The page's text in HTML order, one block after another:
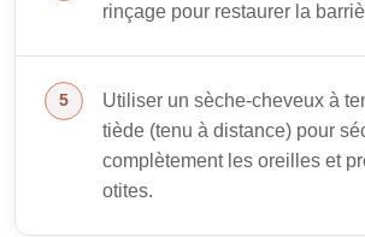
rinçage pour restaurer la
Utiliser un sèche-cheveux à
tiède (tenu à distance) pour
complètement les oreilles et
otites.